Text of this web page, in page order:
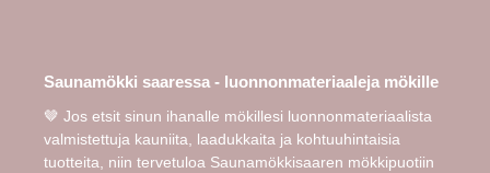
Saunamökki saaressa - luonnonmateriaaleja mökille
🤎 Jos etsit sinun ihanalle mökillesi luonnonmateriaalista
valmistettuja kauniita, laadukkaita ja kohtuuhintaisia
tuotteita, niin tervetuloa Saunamökkisaaren mökkipuotiin